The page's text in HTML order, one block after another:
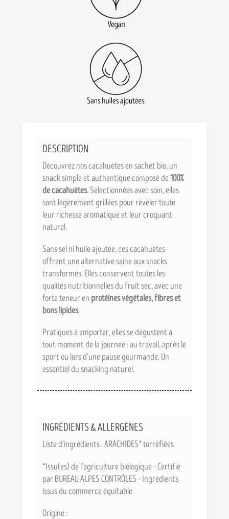
DESCRIPTION
Découvrez nos cacahuètes en sachet bio, un
snack simple et authentique composé de100%
de cacahuètes. Sélectionnées avec soin, elles
sont légèrement grillées pour révéler toute
leur richesse aromatique et leur croquant
naturel.
Sans sel ni huile ajoutée, ces cacahuètes
offrent une alternative saine aux snacks
transformés. Elles conservent toutes les
qualités nutritionnelles du fruit sec, avec une
forte teneur en protéines végétales, fibres et
bons lipides.
Pratiques à emporter, elles se dégustent à
tout moment de la journée : au travail, après le
sport ou lors d’une pause gourmande. Un
essentiel du snacking naturel.
INGRÉDIENTS & ALLERGÈNES
Liste d’ingrédients : ARACHIDES* torréfiées
*Issu(es) de l’agriculture biologique - Certifié
par BUREAU ALPES CONTRÔLES - Ingrédients
issus du commerce équitable
Origine :